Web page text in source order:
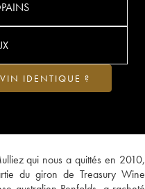
qui nous a quittés en 2010,
du giron de Treasury Wine
IDENTIQUE ?